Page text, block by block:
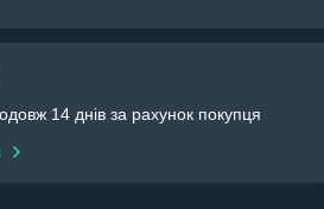
14 днів за рахунок покупця